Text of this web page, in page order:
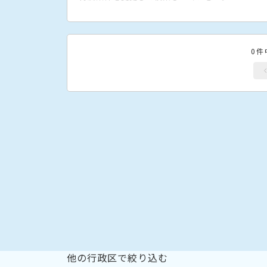
0件
他の行政区で絞り込む